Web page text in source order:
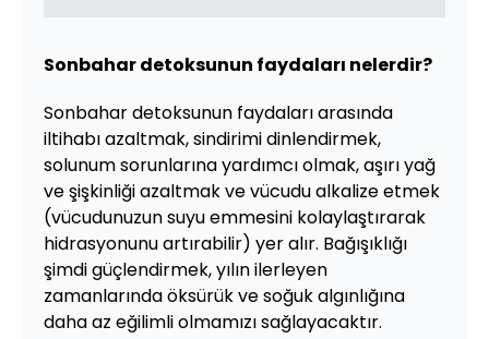
Sonbahar detoksunun faydaları nelerdir?
Sonbahar detoksunun faydaları arasında
iltihabı azaltmak, sindirimi dinlendirmek,
solunum sorunlarına yardımcı olmak, aşırı yağ
ve şişkinliği azaltmak ve vücudu alkalize etmek
(vücudunuzun suyu emmesini kolaylaştırarak
hidrasyonunu artırabilir) yer alır. Bağışıklığı
şimdi güçlendirmek, yılın ilerleyen
zamanlarında öksürük ve soğuk algınlığına
daha az eğilimli olmamızı sağlayacaktır.